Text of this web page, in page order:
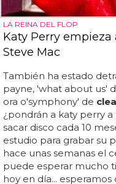
LA REINA DEL FLOP
Katy Perry
Steve Mac
También ha estado
payne, 'what about us'
ora o'symphony' de
¿pondrán a katy perry
sacar disco cada 10
estudio para grabar su
hace unas semanas el
puede esperar mucho
hoy en día...